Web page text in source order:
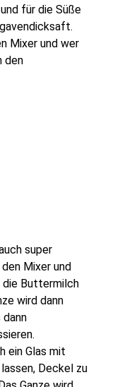
für die Süße
Mixer und wer
den
super
Mixer und
die Buttermilch
wird dann
dann
ein Glas mit
Deckel zu